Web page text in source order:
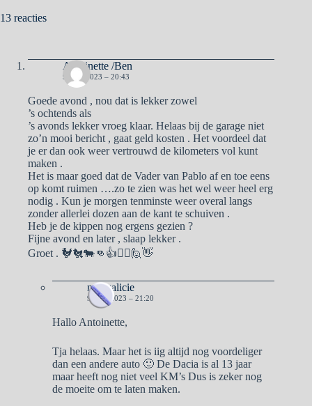
13 reacties
Antoinette /Ben
9 MEI 2023 – 20:43
Goede avond , nou dat is lekker zowel
’s ochtends als
’s avonds lekker vroeg klaar. Helaas bij de garage niet
zo’n mooi bericht , gaat geld kosten . Het voordeel dat
je er dan ook weer vertrouwd de kilometers vol kunt
maken .
Het is maar goed dat de Vader van Pablo af en toe eens
op komt ruimen ….zo te zien was het wel weer heel erg
nodig . Kun je morgen tenminste weer overal langs
zonder allerlei dozen aan de kant te schuiven .
Heb je de kippen nog ergens gezien ?
Fijne avond en later , slaap lekker .
Groet . 🐓🐔🐄👊👍🙋‍♀️🙋👋
naargalicie
9 MEI 2023 – 21:20
Hallo Antoinette,
Tja helaas. Maar het is iig altijd nog voordeliger
dan een andere auto 🙂 De Dacia is al 13 jaar
maar heeft nog niet veel KM’s Dus is zeker nog
de moeite om te laten maken.